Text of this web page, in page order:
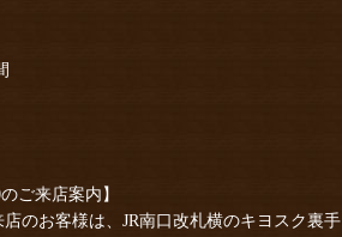
のご来店案内】
店のお客様は、JR南口改札横のキヨスク裏手